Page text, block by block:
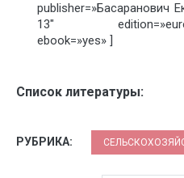
publisher=»Басаранович
13″
ebook=»yes» ]
Список литературы:
РУБРИКА: